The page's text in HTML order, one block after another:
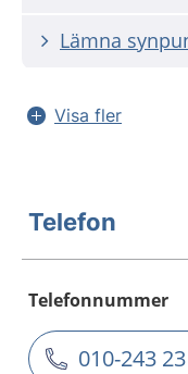
Lämna
Visa fler
Telefon
Telefonnummer
010-243